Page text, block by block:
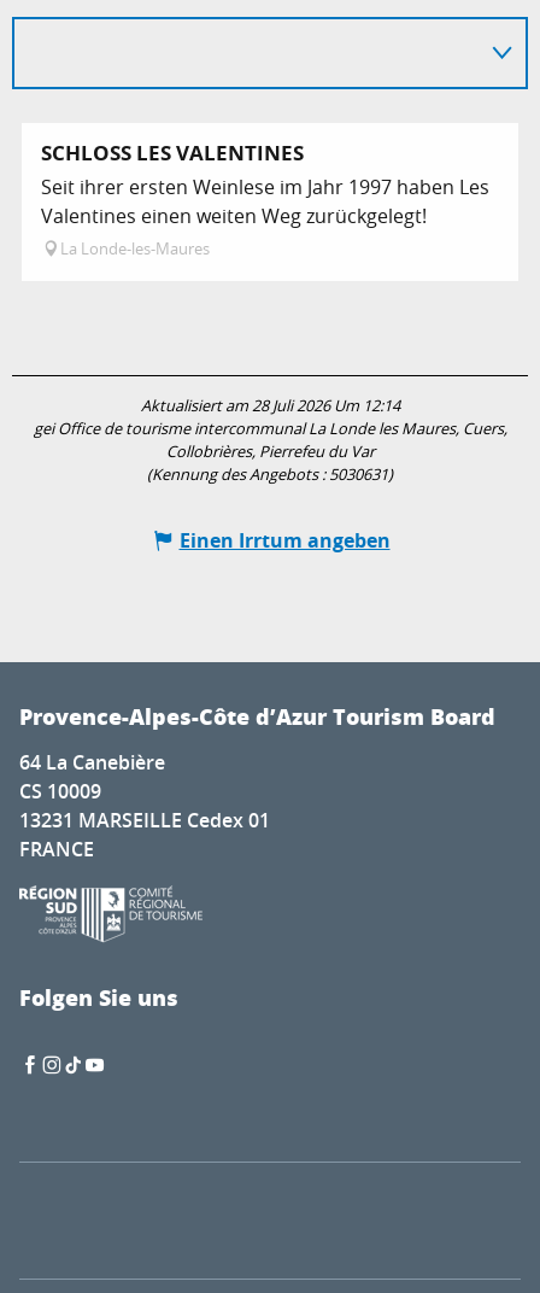
SCHLOSS LES VALENTINES
Seit ihrer ersten Weinlese im Jahr 1997 haben Les
Valentines einen weiten Weg zurückgelegt!
La Londe-les-Maures
Aktualisiert am 28 Juli 2026 Um 12:14
gei Office de tourisme intercommunal La Londe les Maures, Cuers,
Collobrières, Pierrefeu du Var
(Kennung des Angebots :5030631)
Einen Irrtum angeben
Provence-Alpes-Côte d’Azur Tourism Board
64 La Canebière
CS 10009
13231 MARSEILLE Cedex 01
FRANCE
Folgen Sie uns